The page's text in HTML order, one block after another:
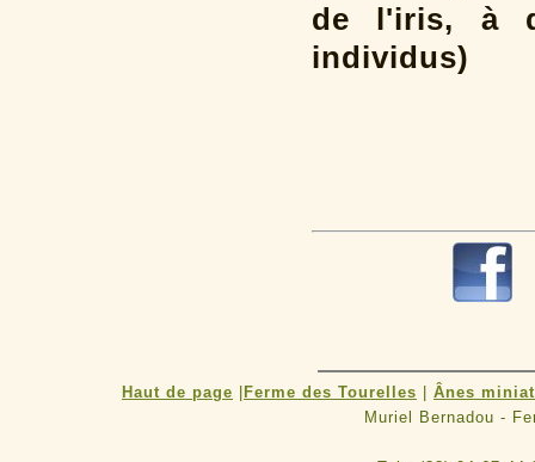
de l'iris, à
individus)
Haut de page Ferme des Tourelles
Ânes
Muriel Bernadou -